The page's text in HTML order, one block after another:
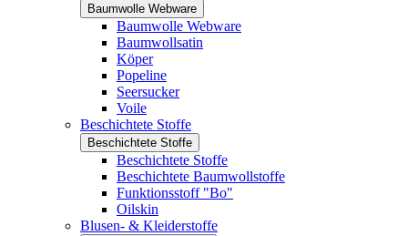
Baumwolle Webware
Baumwolle Webware
Baumwollsatin
Köper
Popeline
Seersucker
Voile
Beschichtete Stoffe
Beschichtete Stoffe
Beschichtete Stoffe
Beschichtete Baumwollstoffe
Funktionsstoff "Bo"
Oilskin
Blusen- & Kleiderstoffe